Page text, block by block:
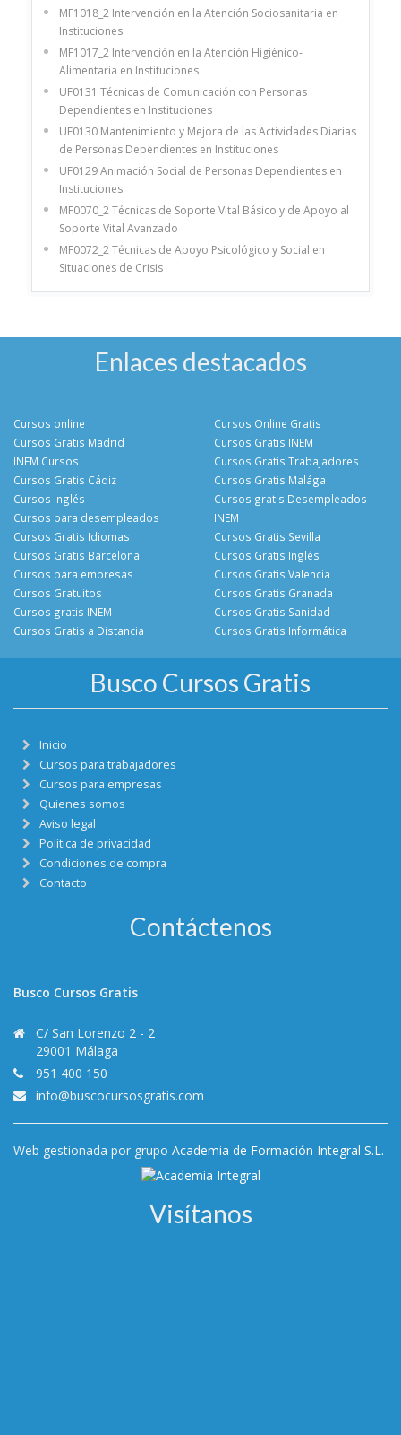
MF1018_2 Intervención en la Atención Sociosanitaria en
Instituciones
MF1017_2 Intervención en la Atención Higiénico-
Alimentaria en Instituciones
UF0131 Técnicas de Comunicación con Personas
Dependientes en Instituciones
UF0130 Mantenimiento y Mejora de las Actividades Diarias
de Personas Dependientes en Instituciones
UF0129 Animación Social de Personas Dependientes en
Instituciones
MF0070_2 Técnicas de Soporte Vital Básico y de Apoyo al
Soporte Vital Avanzado
MF0072_2 Técnicas de Apoyo Psicológico y Social en
Situaciones de Crisis
Enlaces destacados
Cursos online
Cursos Gratis Madrid
INEM Cursos
Cursos Gratis Cádiz
Cursos Online Gratis
Cursos Gratis INEM
Cursos Gratis Trabajadores
Cursos Gratis Malága
Cursos Inglés
Cursos para desempleados
Cursos Gratis Idiomas
Cursos Gratis Barcelona
Cursos gratis Desempleados
INEM
Cursos Gratis Sevilla
Cursos Gratis Inglés
Cursos para empresas
Cursos Gratuitos
Cursos gratis INEM
Cursos Gratis a Distancia
Cursos Gratis Valencia
Cursos Gratis Granada
Cursos Gratis Sanidad
Cursos Gratis Informática
Busco Cursos Gratis
Inicio
Cursos para trabajadores
Cursos para empresas
Quienes somos
Aviso legal
Política de privacidad
Condiciones de compra
Contacto
Contáctenos
Busco Cursos Gratis
C/ San Lorenzo 2 - 2
29001 Málaga
951 400 150
info@buscocursosgratis.com
Web gestionada por grupo Academia de Formación Integral S.L.
Visítanos